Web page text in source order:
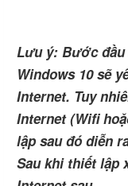
Lưu ý: Bước
Windows 10 sẽ
Internet. Tuy
Internet (Wifi
lập sau đó diễn
Sau khi thiết lập